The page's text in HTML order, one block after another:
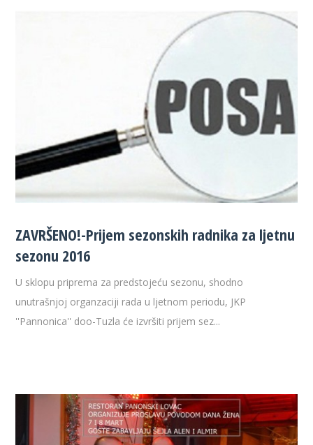
ZAVRŠENO!-Prijem sezonskih radnika za ljetnu
sezonu 2016
U sklopu priprema za predstojeću sezonu, shodno
unutrašnjoj organzaciji rada u ljetnom periodu, JKP
''Pannonica'' doo-Tuzla će izvršiti prijem sez...